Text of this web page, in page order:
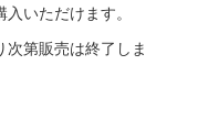
いただけます。
第販売は終了しま